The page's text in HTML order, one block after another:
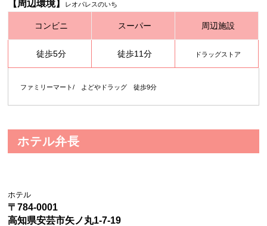
【周辺環境】 レオパレスのいち
コンビニ スーパー 周辺施設
徒歩5分 徒歩11分 ドラッグストア
ファミリーマート/ よどやドラッグ 徒歩9分
ホテル弁長
ホテル
〒784-0001
高知県安芸市矢ノ丸1-7-19